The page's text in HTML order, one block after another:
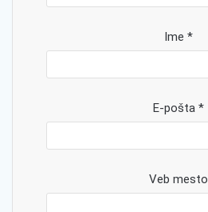
Ime *
E-pošta *
Veb mesto